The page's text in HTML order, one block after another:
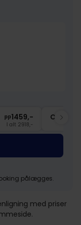
pp1459,-
I alt 2918,-
Okt
pålægges.
med priser